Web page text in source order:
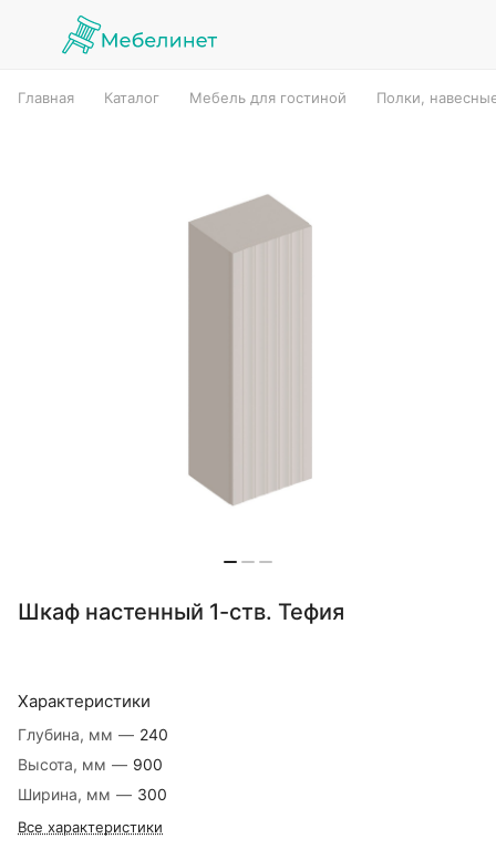
Главная Каталог Мебель для гостиной Полки,
Шкаф настенный 1-ств. Тефия
Характеристики
Глубина, мм — 240
Высота, мм — 900
Ширина, мм — 300
Все характеристики